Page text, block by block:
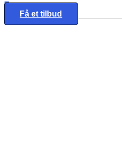
Eng
Få et tilbud